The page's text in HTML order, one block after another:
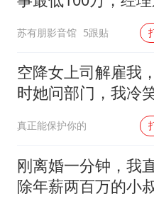
夯
我续签，我笑了：
苏有朋影音馆 5跟贴
空降女上司解雇我
时她问部门，我冷
真正能保护你的
刚离婚一分钟，我
除年薪两百万的小